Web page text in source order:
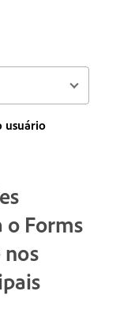
usuário
o Forms
nos